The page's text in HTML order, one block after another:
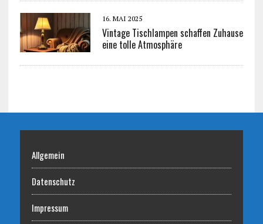
16. MAI 2025
Vintage Tischlampen schaffen Zuhause
eine tolle Atmosphäre
Allgemein
Datenschutz
Impressum